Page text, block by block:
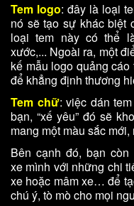
Tem logo: đây là loại
nó sẽ tạo sự khác biệt
loại tem này có thể
xước,... Ngoài ra, một
kế mẫu logo quảng
để khẳng định thương
Tem chữ: việc dán
bạn, “xế yêu” đó sẽ
mang một màu sắc
Bên cạnh đó, bạn
xe mình với những chi
xe hoặc mâm xe… để
chú ý, tò mò cho mọi